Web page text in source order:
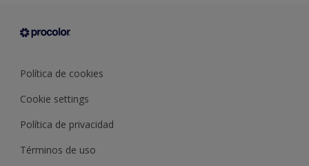
Condiciones generales de venta
Sobre Procolor
Política de cookies
Cookie settings
Política de privacidad
Términos de uso